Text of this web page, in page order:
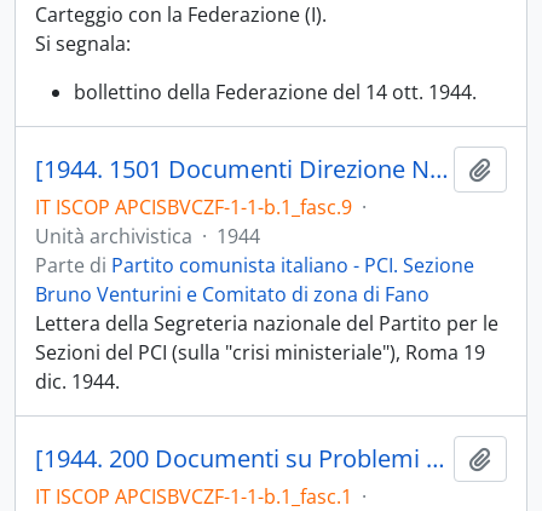
Carteggio con la Federazione (I).
Si segnala:
bollettino della Federazione del 14 ott. 1944.
[1944. 1501 Documenti Direzione Nazionale del PCI]
IT ISCOP APCISBVCZF-1-1-b.1_fasc.9 ·
Unità archivistica · 1944
Parte di Partito comunista italiano - PCI. Sezione
Bruno Venturini e Comitato di zona di Fano
Lettera della Segreteria nazionale del Partito per le
Sezioni del PCI (sulla "crisi ministeriale"), Roma 19
dic. 1944.
[1944. 200 Documenti su Problemi giovanili; 200.01 Movimento Giovani Comunisti e Sezione Lavoro Giovanile, cellule giovanili]
IT ISCOP APCISBVCZF-1-1-b.1_fasc.1 ·